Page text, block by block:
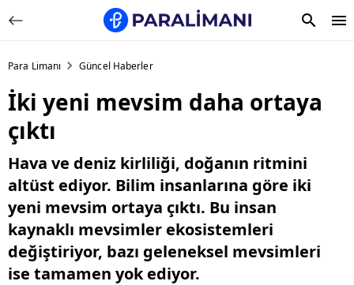
Para Limanı Güncel Haberler
İki yeni mevsim daha ortaya
çıktı
Hava ve deniz kirliliği, doğanın ritmini
altüst ediyor. Bilim insanlarına göre iki
yeni mevsim ortaya çıktı. Bu insan
kaynaklı mevsimler ekosistemleri
değiştiriyor, bazı geleneksel mevsimleri
ise tamamen yok ediyor.